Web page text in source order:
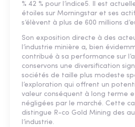
% 42 % pour l’indice5. Il est
étoiles sur Morningstar et ses
s’élèvent à plus de 600 millions
Son exposition directe à des
l’industrie minière a, bien
contribué à sa performance sur
conservons une diversification
sociétés de taille plus modeste
l’exploration qui offrent un
valeur conséquent à long terme
négligées par le marché. Cette
distingue R-co Gold Mining des
l’industrie.